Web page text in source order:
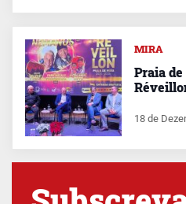
MIRA
Praia
18 de